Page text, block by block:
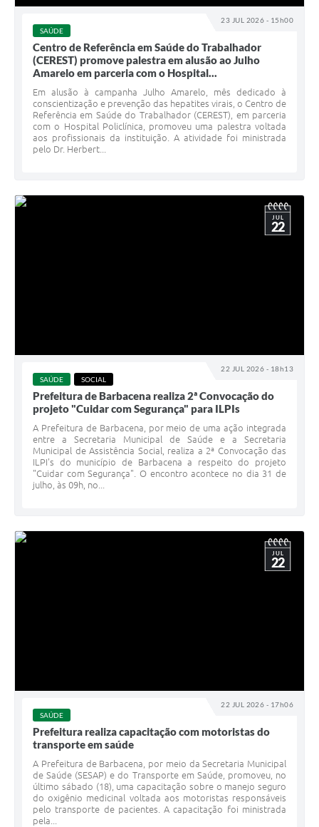
Carta de Serviços
Arquivos para Download
Legislação
Telefones Úteis
Transparência
23 JUL 2026 - 15h00
SAÚDE
Centro de Referência em Saúde do Trabalhador
(CEREST) promove palestra em alusão ao Julho
Amarelo em parceria com o Hospital...
Em alusão à campanha Julho Amarelo, mês dedicado à
conscientização e prevenção das hepatites virais, o Centro de
Referência em Saúde do Trabalhador (CEREST), em parceria
com o Hospital Policlínica, promoveu uma palestra voltada
aos profissionais da instituição. A atividade foi ministrada
pelo Dr. Herbert...
22 JUL 2026 - 18h13
JUL
22
SAÚDE SOCIAL
Prefeitura de Barbacena realiza 2ª Convocação do
projeto "Cuidar com Segurança" para ILPIs
A Prefeitura de Barbacena, por meio de uma ação integrada
entre a Secretaria Municipal de Saúde e a Secretaria
Municipal de Assistência Social, realiza a 2ª Convocação das
ILPI's do município de Barbacena a respeito do projeto
"Cuidar com Segurança". O encontro acontece no dia 31 de
julho, às 09h, no...
22 JUL 2026 - 17h06
JUL
22
SAÚDE
Prefeitura realiza capacitação com motoristas do
transporte em saúde
A Prefeitura de Barbacena, por meio da Secretaria Municipal
de Saúde (SESAP) e do Transporte em Saúde, promoveu, no
último sábado (18), uma capacitação sobre o manejo seguro
do oxigênio medicinal voltada aos motoristas responsáveis
pelo transporte de pacientes. A capacitação foi ministrada
pela...